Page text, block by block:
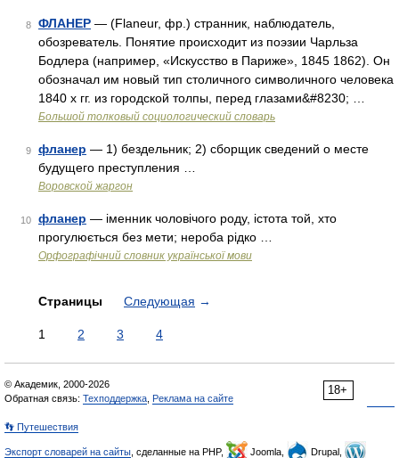
8 ФЛАНЕР — (Flaneur, фр.) странник, наблюдатель,
обозреватель. Понятие происходит из поэзии Чарльза
Бодлера (например, «Искусство в Париже», 1845 1862). Он
обозначал им новый тип столичного символичного человека
1840 х гг. из городской толпы, перед глазами&#8230; …
Большой толковый социологический словарь
9 фланер — 1) бездельник; 2) сборщик сведений о месте
будущего преступления …
Воровской жаргон
10 фланер — іменник чоловічого роду, істота той, хто
прогулюється без мети; нероба рідко …
Орфографічний словник української мови
Страницы Следующая →
1 2 3 4
18+
© Академик, 2000-2026
Обратная связь: Техподдержка Реклама на сайте
👣 Путешествия
Экспорт словарей на сайты , сделанные на PHP, Joomla,
Drupal,